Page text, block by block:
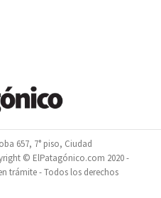
657, 7° piso, Ciudad
© ElPatagónico.com 2020 -
trámite - Todos los derechos